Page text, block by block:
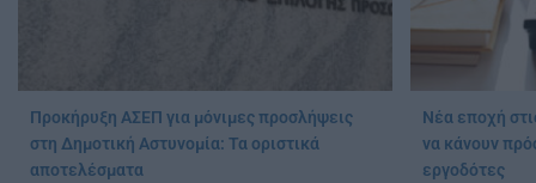
Προκήρυξη ΑΣΕΠ για μόνιμες προσλήψεις
στη Δημοτική Αστυνομία: Τα οριστικά
αποτελέσματα
Νέα εποχή
να κάνουν
εργοδότες